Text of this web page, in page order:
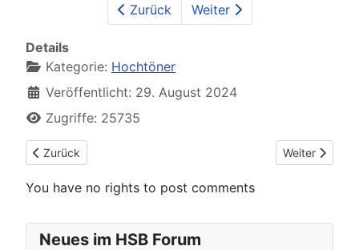
Neues im HSB Forum
Zurück Weiter
Details
Kategorie: Hochtöner
Veröffentlicht: 29. August 2024
Zugriffe: 25735
Vorheriger Beitrag: Visaton G25NDWG
Zurück Nächster
Weiter
You have no rights to post comments